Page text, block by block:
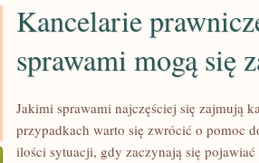
Kancelarie
sprawami mogą się
Jakimi sprawami najczęściej się zajmują
przypadkach warto się zwrócić o pomoc
ilości sytuacji, gdy zaczynają się